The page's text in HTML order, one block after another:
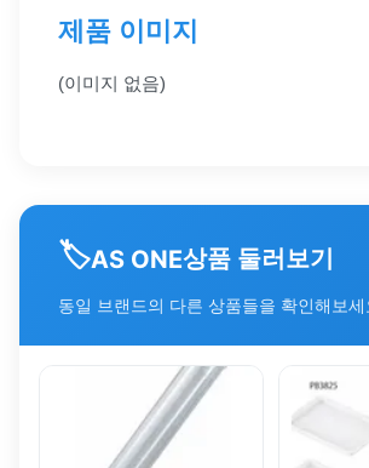
제품 이미지
(이미지 없음)
🏷️AS ONE상품 둘러보기
동일 브랜드의 다른 상품들을 확인해보세